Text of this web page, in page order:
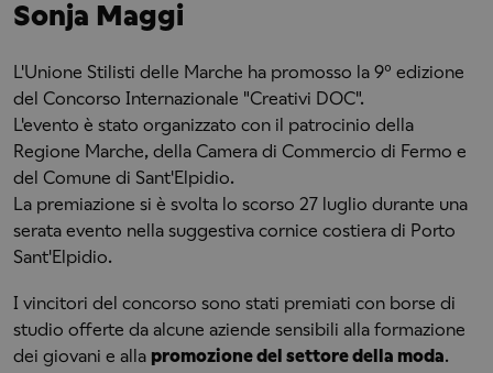
Sonja Maggi
L'Unione Stilisti delle Marche ha promosso la 9° edizione
del Concorso Internazionale "Creativi DOC".
L'evento è stato organizzato con il patrocinio della
Regione Marche, della Camera di Commercio di Fermo e
del Comune di Sant'Elpidio.
La premiazione si è svolta lo scorso 27 luglio durante una
serata evento nella suggestiva cornice costiera di Porto
Sant'Elpidio.
I vincitori del concorso sono stati premiati con borse di
studio offerte da alcune aziende sensibili alla formazione
dei giovani e alla promozione del settore della moda.